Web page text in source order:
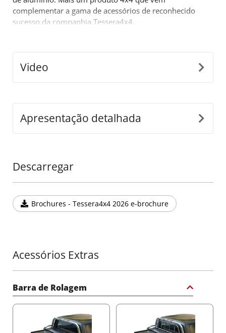
complementar a gama de acessórios de reconhecido
sucesso da companhia Tessera4x4.
Video
Apresentação detalhada
Descarregar
Brochures - Tessera4x4 2026 e-brochure
Acessórios Extras
Barra de Rolagem